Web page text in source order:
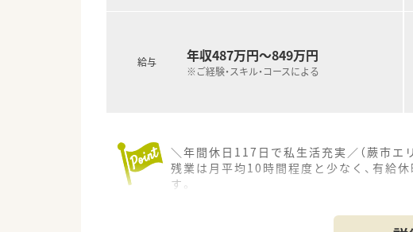
給与 年収487万円～849万円
※ご経験・スキル・コースによる
＼年間休日117日で私生活充実／（蕨市エ
残業は月平均10時間程度と少なく、有給
す。
【店舗情報と応需状況について】